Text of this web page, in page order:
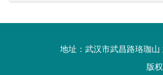
地址：武汉市武昌路珞珈山
版